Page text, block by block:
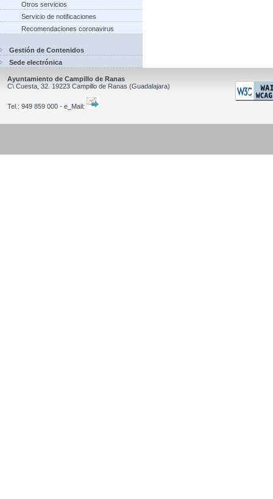
Otros servicios
Servicio de notificaciones
Recomendaciones coronavirus
Gestión de Contenidos
Sede electrónica
Ayuntamiento de Campillo de Ranas
C\ Cuesta, 32. 19223 Campillo de Ranas (Guadalajara)
Tel.: 949 859 000 - e_Mail: